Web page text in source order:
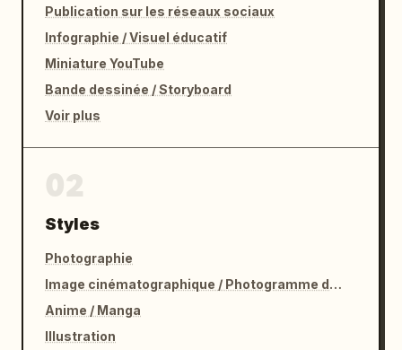
    },
    "palette": {
      "paper": "ivoire chaud",
      "accent_violet": "gris lavande poudré",
      "skin": "pêche pâle doux",
    },
    "rendering": "trait délicat, ombrage
texturés, présentation professionnelle de
fiche de concept"
Publication sur les réseaux sociaux
Infographie / Visuel éducatif
Miniature YouTube
Bande dessinée / Storyboard
Voir plus
Styles
Photographie
Image cinématographique / Photogramme de film
Anime / Manga
Illustration